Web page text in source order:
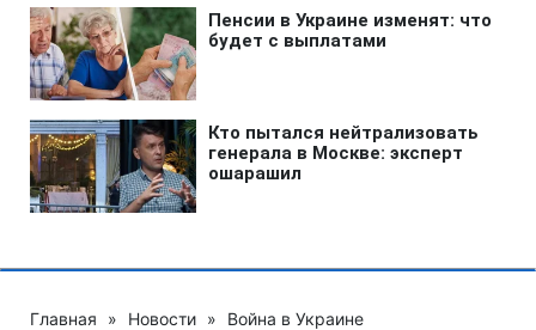
Главная » Новости » Война в Украине